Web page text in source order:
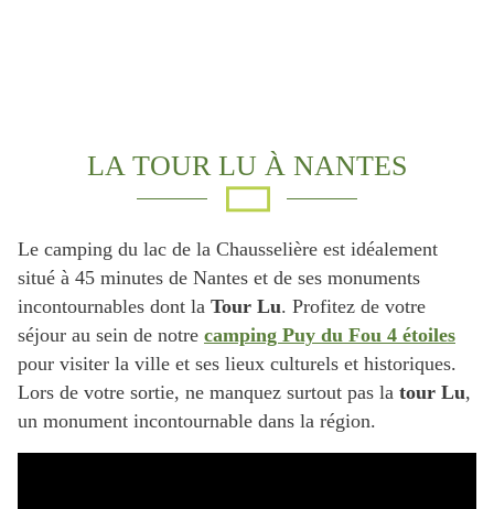
LA TOUR LU À NANTES
Le camping du lac de la Chausselière est idéalement
situé à 45 minutes de Nantes et de ses monuments
incontournables dont la Tour Lu. Profitez de votre
séjour au sein de notre camping Puy du Fou 4 étoiles
pour visiter la ville et ses lieux culturels et historiques.
Lors de votre sortie, ne manquez surtout pas la tour Lu,
un monument incontournable dans la région.